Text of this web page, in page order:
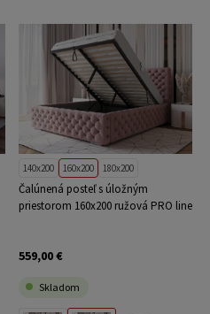
140x200 160x200 180x200
Čalúnená posteľ s úložným
priestorom 160x200 ružová PRO line
559,00 €
Skladom